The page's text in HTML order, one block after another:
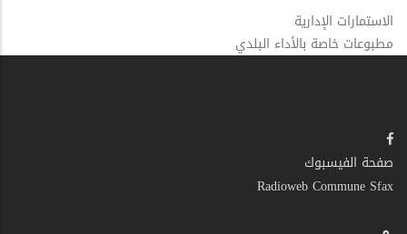
الاستمارات الإدارية
مطبوعات خاصة بالأداء البلدي
صفحة الفيسبوك
Radioweb Commune Sfax